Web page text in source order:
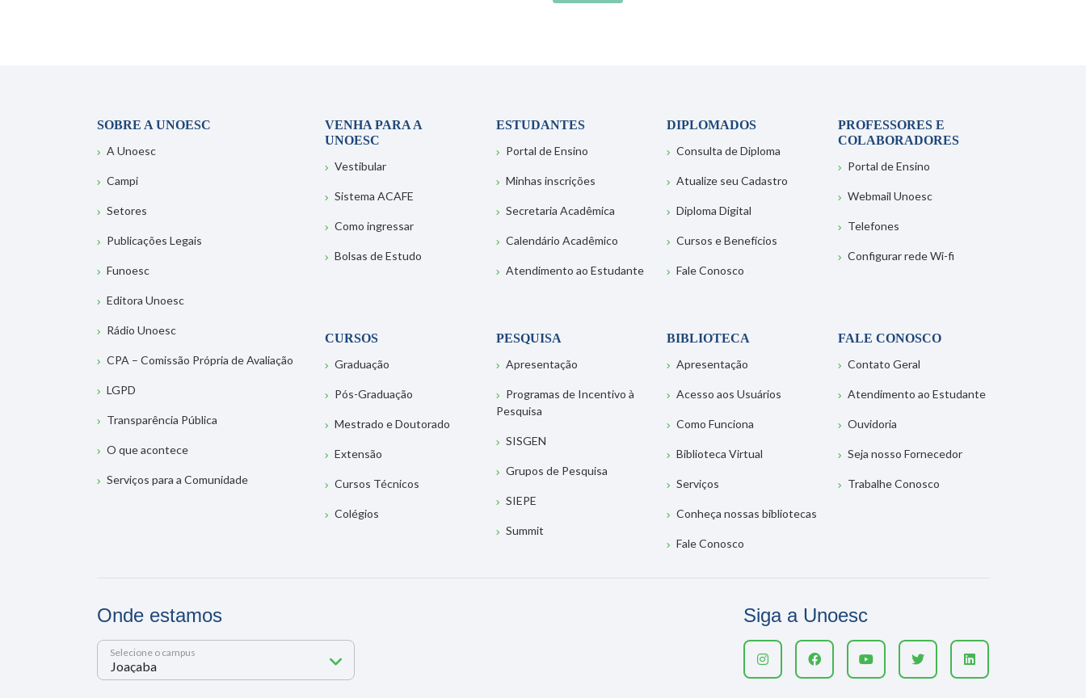
SOBRE A UNOESC
A Unoesc
Campi
Setores
Publicações Legais
Funoesc
Editora Unoesc
Rádio Unoesc
CPA – Comissão Própria de Avaliação
LGPD
Transparência Pública
O que acontece
Serviços para a Comunidade
VENHA PARA A
UNOESC
Vestibular
Sistema ACAFE
Como ingressar
Bolsas de Estudo
ESTUDANTES
Portal de Ensino
Minhas inscrições
Secretaria Acadêmica
Calendário Acadêmico
Atendimento ao Estudante
DIPLOMADOS
Consulta de Diploma
Atualize seu Cadastro
Diploma Digital
Cursos e Benefícios
Fale Conosco
PROFESSORES E
COLABORADORES
Portal de Ensino
Webmail Unoesc
Telefones
Configurar rede Wi-fi
CURSOS
Graduação
Pós-Graduação
Mestrado e Doutorado
Extensão
Cursos Técnicos
Colégios
PESQUISA
Apresentação
Programas de Incentivo à
Pesquisa
SISGEN
Grupos de Pesquisa
SIEPE
Summit
BIBLIOTECA
Apresentação
Acesso aos Usuários
Como Funciona
Biblioteca Virtual
Serviços
Conheça nossas bibliotecas
Fale Conosco
FALE CONOSCO
Contato Geral
Atendimento ao Estudante
Ouvidoria
Seja nosso Fornecedor
Trabalhe Conosco
Onde estamos
Selecione o campus
Siga a Unoesc